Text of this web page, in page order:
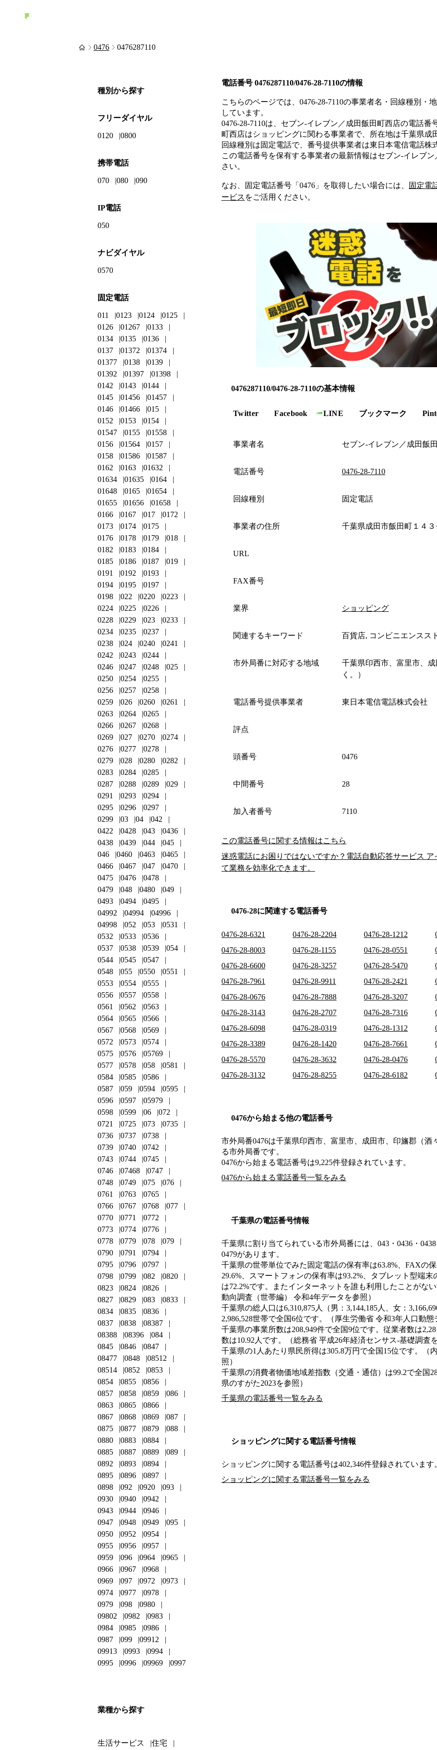
0476 0476287110
電話番号 0476287110/0476-28-7110の情報
こちらのページでは、 0476-28-7110の事業者名・回線種別・
しています。
0476-28-7110は、 セブン‐イレブン／成田飯田町西店の電話番
町西店はショッピングに関わる事業者で、所在地は千葉県成
回線種別は固定電話で、番号提供事業者は東日本電信電話株
この電話番号を保有する事業者の最新情報はセブン‐イレブ
さい。
なお、固定電話番号「 0476 」を取得したい場合には、 固定電
ービス をご活用ください。
0476287110/0476-28-7110の基本情報
Twitter Facebook LINE ブックマーク
事業者名 セブン‐イレブン／成田飯
電話番号 0476-28-7110
回線種別 固定電話
事業者の住所 千葉県成田市飯田町１４３
URL
FAX番号
業界 ショッピング
関連するキーワード 百貨店, コンビニエンスス
市外局番に対応する地域
千葉県印西市、富里市、
く。）
電話番号提供事業者 東日本電信電話株式会社
評点
頭番号 0476
中間番号 28
加入者番号 7110
この電話番号に関する情報はこちら
迷惑電話にお困りではないですか？電話自動応答サービス
て業務を効率化できます。
0476-28に関連する電話番号
0476-28-6321 0476-28-2204 0476-28-1212
0476-28-8003
0476-28-1155 0476-28-0551
0476-28-6600
0476-28-3257 0476-28-5470
0476-28-7961
0476-28-9911 0476-28-2421
0476-28-0676
0476-28-7888 0476-28-3207
0476-28-3143
0476-28-2707 0476-28-7316
0476-28-6098
0476-28-0319 0476-28-1312
0476-28-3389
0476-28-1420 0476-28-7661
0476-28-5570
0476-28-3632 0476-28-0476
0476-28-3132
0476-28-8255 0476-28-6182
0476から始まる他の電話番号
市外局番0476は千葉県印西市、富里市、成田市、印旛郡（酒
る市外局番です。
0476から始まる電話番号は9,225件登録されています。
0476から始まる電話番号一覧をみる
千葉県の電話番号情報
千葉県に割り当てられている市外局番には、043・0436・0438
0479があります。
千葉県の世帯単位でみた固定電話の保有率は63.8%、FAXの
29.6%、スマートフォンの保有率は93.2%、タブレット型端
は72.2%です。またインターネットを誰も利用したことがな
動向調査（世帯編） 令和4年データを参照）
千葉県の総人口は6,310,875人（男：3,144,185人、女：
2,986,528世帯で全国6位です。（厚生労働省 令和3年人口動態
千葉県の事業所数は208,949件で全国9位です。従業者数は
数は10.92人です。（総務省 平成26年経済センサス‐基礎調査を
千葉県の1人あたり県民所得は305.8万円で全国15位です。（
照）
千葉県の消費者物価地域差指数（交通・通信）は99.2で全国
県のすがた2023を参照）
千葉県の電話番号一覧をみる
ショッピングに関する電話番号情報
ショッピングに関する電話番号は402,346件登録されています
ショッピングに関する電話番号一覧をみる
種別から探す
フリーダイヤル
0120 0800
携帯電話
070 080 090
IP電話
050
ナビダイヤル
0570
固定電話
011 0123 0124
0125
0126
01267
0133
0134
0135
0136
0137
01372
01374
01377
0138
0139
01392
01397
01398
0142
0143
0144
0145
01456
01457
0146
01466
015
0152
0153
0154
01547
0155
01558
0156
01564
0157
0158
01586
01587
0162
0163
01632
01634
01635
0164
01648
0165
01654
01655
01656
01658
0166
0167 017
0172
0173
0174
0175
0176
0178 0179
018
0182
0183
0184
0185
0186 0187
019
0191
0192
0193
0194
0195
0197
0198
022 0220
0223
0224
0225
0226
0228
0229 023
0233
0234
0235
0237
0238
024 0240
0241
0242
0243
0244
0246
0247 0248
025
0250
0254
0255
0256
0257
0258
0259
026 0260
0261
0263
0264
0265
0266
0267
0268
0269
027 0270
0274
0276
0277
0278
0279
028 0280
0282
0283
0284
0285
0287
0288 0289
029
0291
0293
0294
0295
0296
0297
0299
03 04
042
0422
0428 043
0436
0438
0439 044
045
046
0460 0463
0465
0466
0467 047
0470
0475
0476
0478
0479
048 0480
049
0493
0494
0495
04992
04994
04996
04998
052 053
0531
0532
0533
0536
0537
0538 0539
054
0544
0545
0547
0548
055 0550
0551
0553
0554
0555
0556
0557
0558
0561
0562
0563
0564
0565
0566
0567
0568
0569
0572
0573
0574
0575
0576
05769
0577
0578 058
0581
0584
0585
0586
0587
059 0594
0595
0596
0597
05979
0598
0599 06
072
0721
0725 073
0735
0736
0737
0738
0739
0740
0742
0743
0744
0745
0746
07468
0747
0748
0749 075
076
0761
0763
0765
0766
0767 0768
077
0770
0771
0772
0773
0774
0776
0778
0779 078
079
0790
0791
0794
0795
0796
0797
0798
0799 082
0820
0823
0824
0826
0827
0829 083
0833
0834
0835
0836
0837
0838
08387
08388
08396
084
0845
0846
0847
08477
0848
08512
08514
0852
0853
0854
0855
0856
0857
0858 0859
086
0863
0865
0866
0867
0868 0869
087
0875
0877 0879
088
0880
0883
0884
0885
0887 0889
089
0892
0893
0894
0895
0896
0897
0898
092 0920
093
0930
0940
0942
0943
0944
0946
0947
0948 0949
095
0950
0952
0954
0955
0956
0957
0959
096 0964
0965
0966
0967
0968
0969
097 0972
0973
0974
0977
0978
0979
098
0980
09802
0982
0983
0984
0985
0986
0987
099
09912
09913
0993
0994
0995
0996 09969 0997
業種から探す
生活サービス 住宅